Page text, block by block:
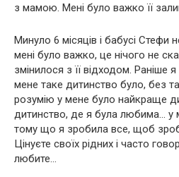
з мамою. Мені було важко її
Минуло 6 місяців і бабусі Стефи
мені було важко, це нічого не
змінилося з її відходом. Раніше
мене таке дитинство було, без
розумію у мене було найкраще
дитинство, де я була любима… у
тому що я зробила все, щоб
Цінуєте своїх рідних і часто
любите…